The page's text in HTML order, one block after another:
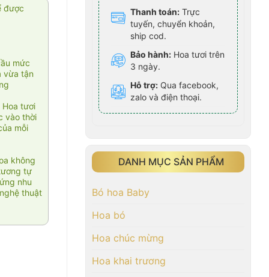
Thanh toán: Trực
tuyến, chuyển khoản,
ship cod.
Bảo hành: Hoa tươi trên
3 ngày.
Hỗ trợ: Qua facebook,
zalo và điện thoại.
DANH MỤC SẢN PHẨM
Bó hoa Baby
Hoa bó
Hoa chúc mừng
Hoa khai trương
được
mức
vừa tận
tươi
vào thời
mỗi
không
tự
nhu
thuật